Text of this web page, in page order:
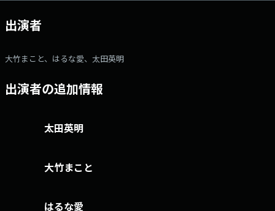
は、”今”、”時代”に注目してゆき、個人がいろいろな問題に疑問を持ち、
考え、行動する事です。 「大竹まことゴールデンラジオ！」は、”大竹
時代に、”頑張って生きている人たち”を応援し、番組を通じて楽しいこ
と、素敵に生きることを提案、日々変化するニュースを扱いながら、エン
す。 〒105-8002 文化放送 「ゴールデンラジオ」行き メールは
送」 文化放送公式facebookページは
「https://www.facebook.com/1134joqr」 文化放送公式LINEは
出演者
大竹まこと、はるな愛、太田英明
出演者の追加情報
太田英明
大竹まこと
はるな愛